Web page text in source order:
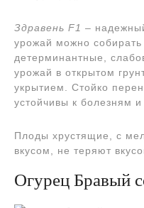
Здравень F1 –
урожай можно
детерминантные,
урожай в открытом
укрытием. Стойко
устойчивы к болезням и
Плоды хрустящие, с
вкусом, не теряют
Огурец Бравый